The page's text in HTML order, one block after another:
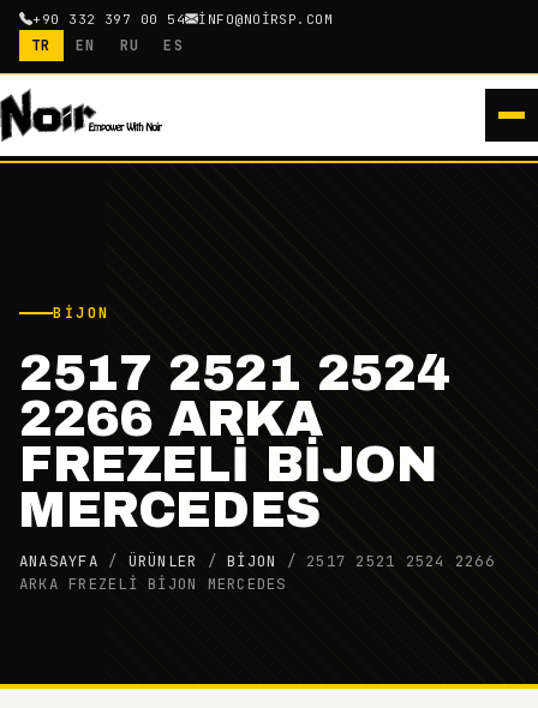
+90 332 397 00 54 INFO@NOIRSP.COM
TR EN RU ES
BIJON
2517 2521 2524
2266 ARKA
FREZELİ BİJON
MERCEDES
ANASAYFA / ÜRÜNLER /BIJON / 2517 2521 2524 2266
ARKA FREZELİ BİJON MERCEDES